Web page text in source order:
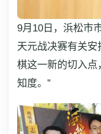
9月10日，浜松市
天元战决赛有关安
棋这一新的切入点
知度。”